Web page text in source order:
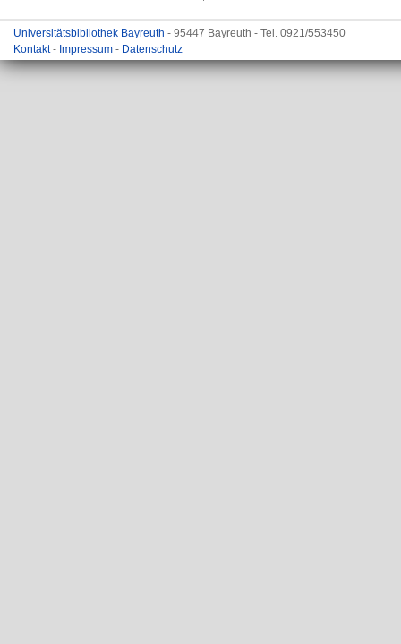
Universitätsbibliothek Bayreuth - 95447 Bayreuth - Tel. 0921/553450
Kontakt- Impressum - Datenschutz